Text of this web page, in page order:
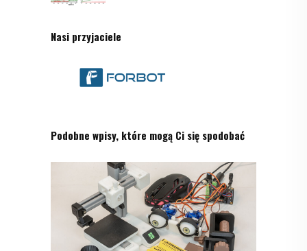
Nasi przyjaciele
Podobne wpisy, które mogą Ci się spodobać